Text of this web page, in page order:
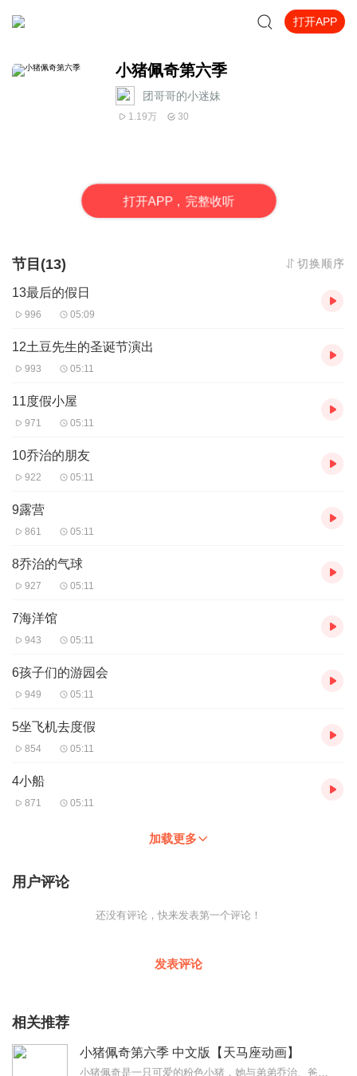
打开APP
小猪佩奇第六季
团哥哥的小迷妹
1.19万 30
打开APP，完整收听
节目(13) 切换顺序
13最后的假日
996 05:09
12土豆先生的圣诞节演出
993 05:11
11度假小屋
971 05:11
10乔治的朋友
922 05:11
9露营
861 05:11
8乔治的气球
927 05:11
7海洋馆
943 05:11
6孩子们的游园会
949 05:11
5坐飞机去度假
854 05:11
4小船
871 05:11
加载更多
用户评论
还没有评论，快来发表第一个评论！
发表评论
相关推荐
小猪佩奇第六季 中文版【天马座动画】
小猪佩奇是一只可爱的粉色小猪，她与弟弟乔治、爸爸、妈妈快乐地住在一起。小猪佩奇最喜欢做的事情是玩游戏，打扮的漂漂亮亮，度假，以及住在小泥坑里快乐的跳上跳下。除了...